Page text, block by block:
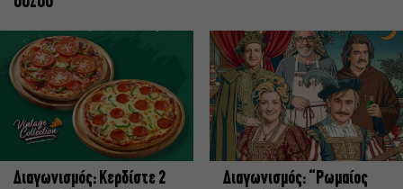
Διαγωνισμός: Κερδίστε 2
Διαγωνισμός: “Ρωμαίος